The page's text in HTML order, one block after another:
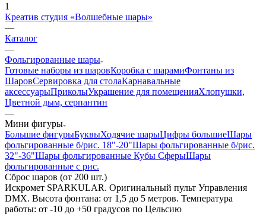
1
Креатив студия «Волшебные шары»
—
Каталог
—
Фольгированные шары
Готовые наборы из шаровКоробка с шарамиФонтаны из
ШаровСервировка для столаКарнавальные
аксессуарыПриколыУкрашение для помещенияХлопушки,
Цветной дым, серпантин
—
Мини фигуры
Большие фигурыБуквыХодячие шарыЦифры большиеШары
фольгированные б/рис. 18"-20"Шары фольгированные б/рис.
32"-36"Шары фольгированные Кубы СферыШары
фольгированные с рис.
Сброс шаров (от 200 шт.)
Искромет SPARKULAR. Оригинальный пульт Управления
DMX. Высота фонтана: от 1,5 до 5 метров. Температура
работы: от -10 до +50 градусов по Цельсию